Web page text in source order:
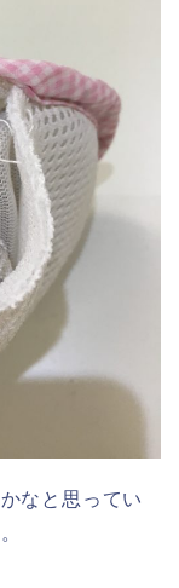
なと思ってい